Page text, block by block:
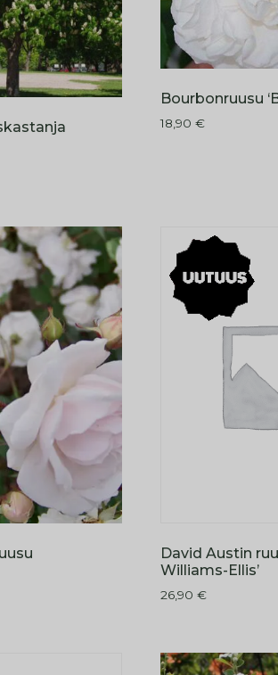
Bourbonruusu
18,90€
David Austin
Williams-Ellis’
26,90€